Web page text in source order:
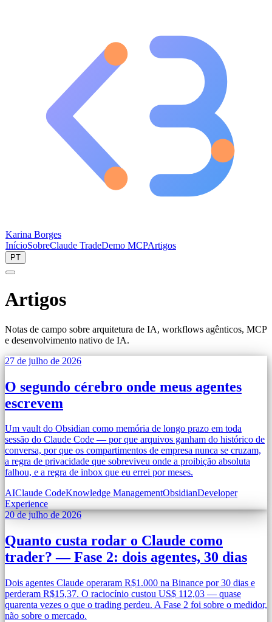
Karina Borges
InícioSobreClaude TradeDemo MCPArtigos
PT
Artigos
Notas de campo sobre arquitetura de IA, workflows agênticos, MCP
e desenvolvimento nativo de IA.
27 de julho de 2026
O segundo cérebro onde meus agentes
escrevem
Um vault do Obsidian como memória de longo prazo em toda
sessão do Claude Code — por que arquivos ganham do histórico de
conversa, por que os compartimentos de empresa nunca se cruzam,
a regra de privacidade que sobreviveu onde a proibição absoluta
falhou, e a regra de inbox que eu errei por meses.
AIClaude CodeKnowledge ManagementObsidianDeveloper
Experience
20 de julho de 2026
Quanto custa rodar o Claude como
trader? — Fase 2: dois agentes, 30 dias
Dois agentes Claude operaram R$1.000 na Binance por 30 dias e
perderam R$15,37. O raciocínio custou US$ 112,03 — quase
quarenta vezes o que o trading perdeu. A Fase 2 foi sobre o medidor,
não sobre o mercado.